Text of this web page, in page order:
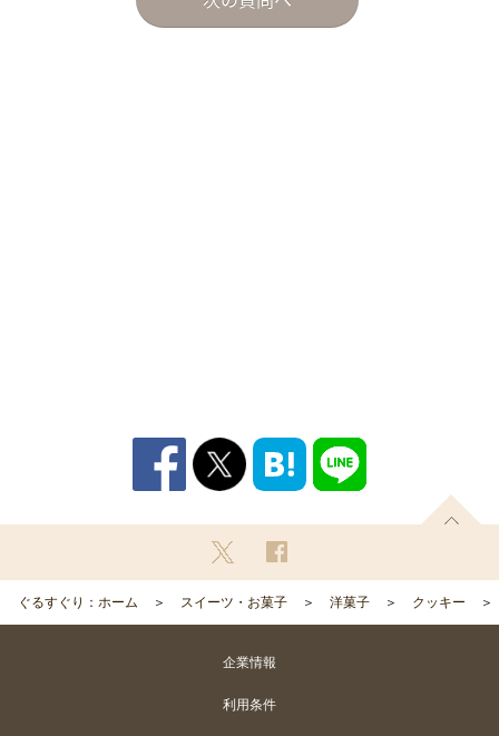
ぐるすぐり：ホーム スイーツ・お菓子 洋菓子 クッキー
企業情報
利用条件